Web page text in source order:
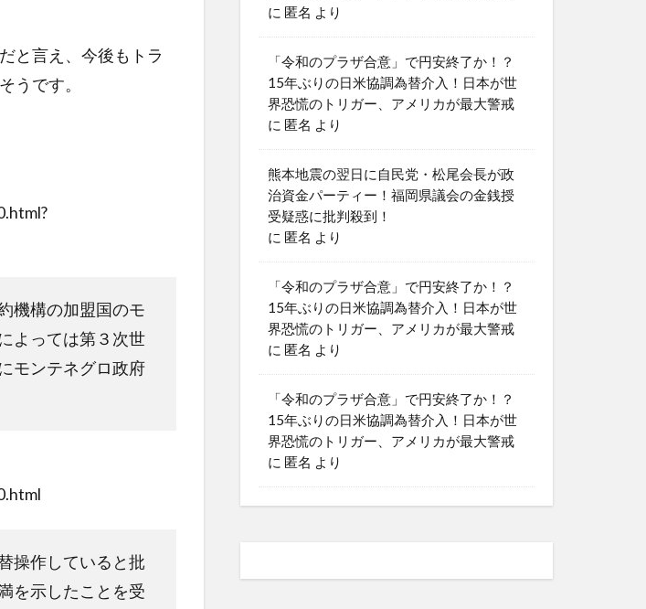
と言え、今後もトラ
うです。
機構の加盟国のモ
よっては第３次世
モンテネグロ政府
操作していると批
を示したことを受
に 匿名 より
「令和のプラザ合意」で円安終了か！？
15年ぶりの日米協調為替介入！日本が世
界恐慌のトリガー、アメリカが最大警戒
に 匿名 より
熊本地震の翌日に自民党・松尾会長が政
治資金パーティー！福岡県議会の金銭授
受疑惑に批判殺到！
に 匿名 より
「令和のプラザ合意」で円安終了か！？
15年ぶりの日米協調為替介入！日本が世
界恐慌のトリガー、アメリカが最大警戒
に 匿名 より
「令和のプラザ合意」で円安終了か！？
15年ぶりの日米協調為替介入！日本が世
界恐慌のトリガー、アメリカが最大警戒
に 匿名 より